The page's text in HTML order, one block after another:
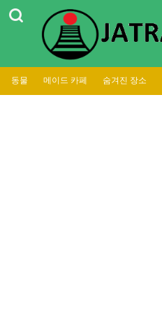
동물 메이드 카페 숨겨진 장소